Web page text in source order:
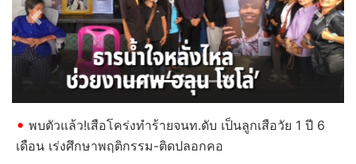
Previous Next
พบตัวแล้ว!เสือโคร่งทำร้ายจนท.ดับ เป็นลูกเสือวัย 1 ปี 6
เดือน เร่งศึกษาพฤติกรรม-ติดปลอกคอ